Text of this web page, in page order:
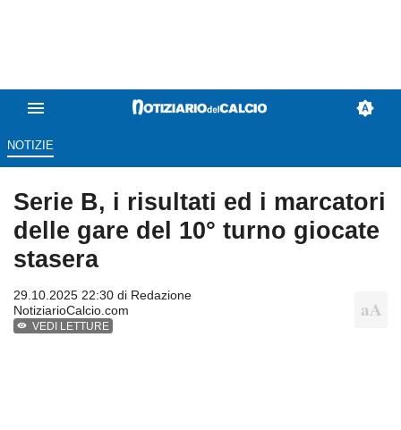
NOTIZIE
Serie B, i risultati ed i marcatori
delle gare del 10° turno giocate
stasera
29.10.2025 22:30 di Redazione
NotiziarioCalcio.com
VEDI LETTURE